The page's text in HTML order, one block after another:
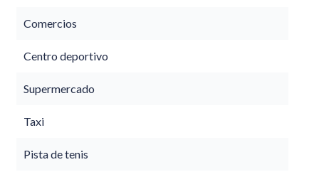
Comercios
Centro deportivo
Supermercado
Taxi
Pista de tenis